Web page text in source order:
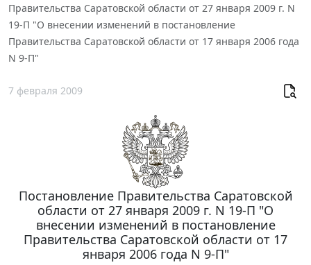
Правительства Саратовской области от 27 января 2009 г. N
19-П "О внесении изменений в постановление
Правительства Саратовской области от 17 января 2006 года
N 9-П"
7 февраля 2009
Постановление Правительства Саратовской
области от 27 января 2009 г. N 19-П "О
внесении изменений в постановление
Правительства Саратовской области от 17
января 2006 года N 9-П"